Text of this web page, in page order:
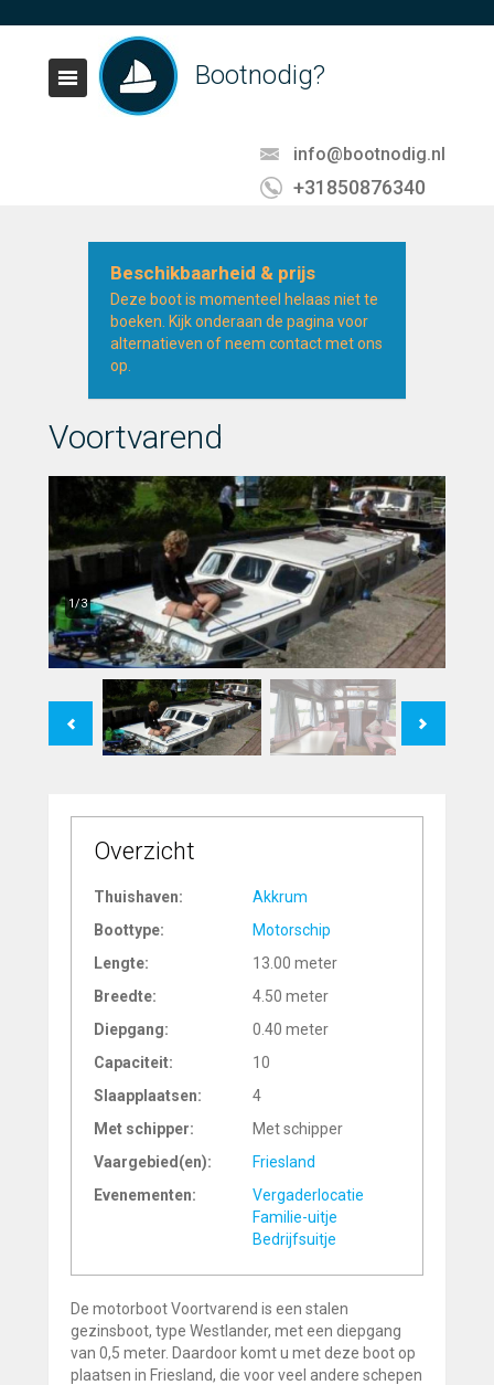
Bootnodig?
info@bootnodig.nl
+31850876340
Beschikbaarheid & prijs
Deze boot is momenteel helaas niet te
boeken. Kijk onderaan de pagina voor
alternatieven of neem contact met ons
op.
Voortvarend
1/3
Overzicht
Thuishaven:
Akkrum
Boottype:
Motorschip
Lengte:
13.00 meter
Breedte:
4.50 meter
Diepgang:
0.40 meter
Capaciteit:
10
Slaapplaatsen:
4
Met schipper:
Met schipper
Vaargebied(en):
Friesland
Evenementen:
Vergaderlocatie
Familie-uitje
Bedrijfsuitje
De motorboot Voortvarend is een stalen
gezinsboot, type Westlander, met een diepgang
van 0,5 meter. Daardoor komt u met deze boot op
plaatsen in Friesland, die voor veel andere schepen